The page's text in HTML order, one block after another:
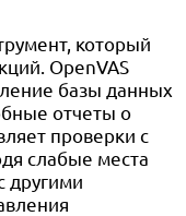
который
OpenVAS
базы данных
отчеты о
проверки с
слабые места
другими